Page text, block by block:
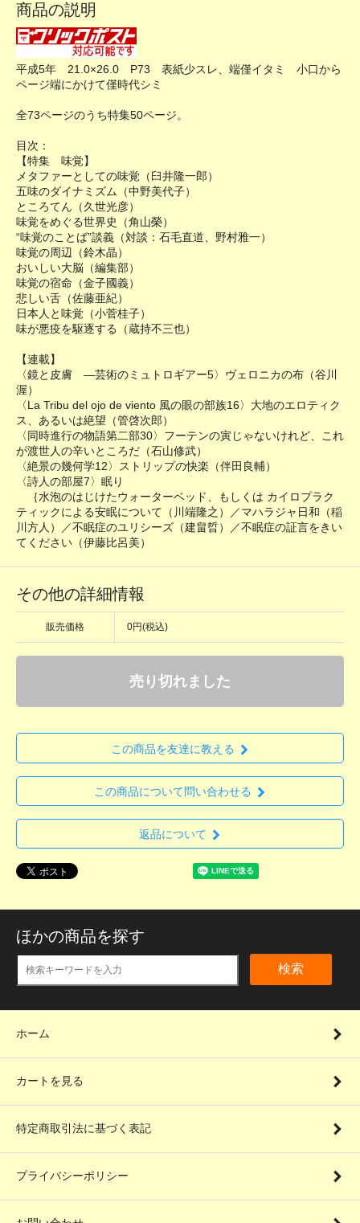
商品の説明
平成5年 21.0×26.0 P73 表紙少スレ、端僅イタミ 小口から
ページ端にかけて僅時代シミ
全73ページのうち特集50ページ。
目次：
【特集 味覚】
メタファーとしての味覚（臼井隆一郎）
五味のダイナミズム（中野美代子）
ところてん（久世光彦）
味覚をめぐる世界史（角山榮）
“味覚のことば”談義（対談：石毛直道、野村雅一）
味覚の周辺（鈴木晶）
おいしい大脳（編集部）
味覚の宿命（金子國義）
悲しい舌（佐藤亜紀）
日本人と味覚（小菅桂子）
味が悪疫を駆逐する（蔵持不三也）
【連載】
〈鏡と皮膚 ―芸術のミュトロギアー5〉ヴェロニカの布（谷川
渥）
〈La Tribu del ojo de viento 風の眼の部族16〉大地のエロティク
ス、あるいは絶望（管啓次郎）
〈同時進行の物語第二部30〉フーテンの寅じゃないけれど、これ
が渡世人の辛いところだ（石山修武）
〈絶景の幾何学12〉ストリップの快楽（伴田良輔）
〈詩人の部屋7〉眠り
｛水泡のはじけたウォーターベッド、もしくは カイロプラク
ティックによる安眠について（川端隆之）／マハラジャ日和（稲
川方人）／不眠症のユリシーズ（建畠晢）／不眠症の証言をきい
てください（伊藤比呂美）
その他の詳細情報
販売価格 0円(税込)
売り切れました
この商品を友達に教える
この商品について問い合わせる
返品について
ほかの商品を探す
検索
ホーム
カートを見る
特定商取引法に基づく表記
プライバシーポリシー